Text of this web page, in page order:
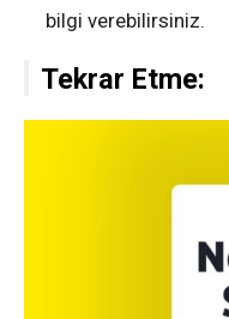
bilgi verebilirsiniz.
Tekrar Etme: